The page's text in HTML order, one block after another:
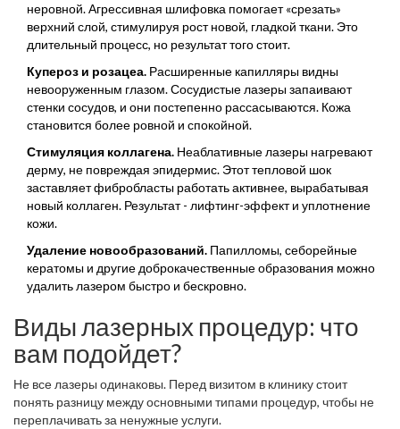
неровной. Агрессивная шлифовка помогает «срезать»
верхний слой, стимулируя рост новой, гладкой ткани. Это
длительный процесс, но результат того стоит.
Купероз и розацеа. Расширенные капилляры видны
невооруженным глазом. Сосудистые лазеры запаивают
стенки сосудов, и они постепенно рассасываются. Кожа
становится более ровной и спокойной.
Стимуляция коллагена. Неаблативные лазеры нагревают
дерму, не повреждая эпидермис. Этот тепловой шок
заставляет фибробласты работать активнее, вырабатывая
новый коллаген. Результат - лифтинг-эффект и уплотнение
кожи.
Удаление новообразований. Папилломы, себорейные
кератомы и другие доброкачественные образования можно
удалить лазером быстро и бескровно.
Виды лазерных процедур: что
вам подойдет?
Не все лазеры одинаковы. Перед визитом в клинику стоит
понять разницу между основными типами процедур, чтобы не
переплачивать за ненужные услуги.